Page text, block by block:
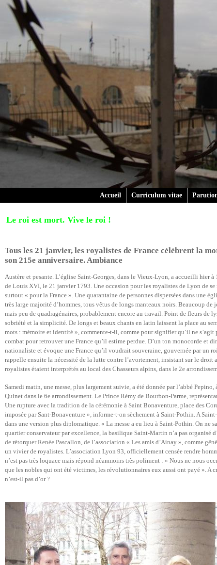
Accueil Curriculum vitae
Le roi est mort. Vive le roi !
Tous les 21 janvier, les royalistes de France célèbrent la
son 215e anniversaire. Ambiance
Austère et pesante. L’église Saint-Georges, dans le Vieux-Lyon, a accueilli hier
de Louis XVI, le 21 janvier 1793. Une occasion pour les royalistes de Lyon de
surtout « pour la France ». Une quarantaine de personnes dispersées dans une
très large majorité d’hommes, tous vêtus de longs manteaux noirs. Beaucoup de
mais peu de quadragénaires, probablement encore au travail. Point de fleurs de
sobriété et la simplicité. De longs et beaux chants en latin laissent la place au
mots : mémoire et identité », commente-t-il, comme pour signifier qu’il ne s’agit
combat pour retrouver une France qu’il estime perdue. D’un ton monocorde et
nationaliste et évoque une France qu’il voudrait souveraine, gouvernée par un
rappelle ensuite la nécessité de la lutte contre l’avortement, insistant sur le droit
royalistes étaient interprétés au local des Chasseurs alpins, dans le 2e
Samedi matin, une messe, plus largement suivie, a été donnée par l’abbé
Quinet dans le 6e arrondissement. Le Prince Rémy de Bourbon-Parme,
Une rupture avec la tradition de la cérémonie à Saint Bonaventure, place des
imposée par Sant-Bonaventure », informe-t-on sèchement à Saint-Pothin. A
dans une version plus diplomatique. « La messe a eu lieu à Saint-Pothin. On ne
quartier conservateur par excellence, la basilique Saint-Martin n’a pas organisé
de rétorquer Renée Pascallon, de l’association « Les amis d’Ainay », comme
un vivier de royalistes. L’association Lyon 93, officiellement censée rendre
n’est pas très loquace mais répond néanmoins très poliment : « Nous ne nous
que les nobles qui ont été victimes, les révolutionnaires eux aussi ont payé ». A
n’est-il pas d’or ?